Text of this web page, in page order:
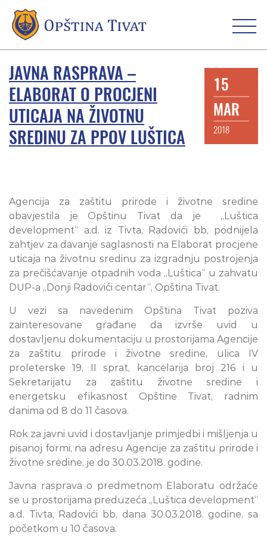
JAVNA RASPRAVA –
ELABORAT O PROCJENI
UTICAJA NA ŽIVOTNU
SREDINU ZA PPOV LUŠTICA
15
MAR
2018
Agencija za zaštitu prirode i životne sredine
obavjestila je Opštinu Tivat da je „Luštica
development“ a.d. iz Tivta, Radovići bb, podnijela
zahtjev za davanje saglasnosti na Elaborat procjene
uticaja na životnu sredinu za izgradnju postrojenja
za prečišćavanje otpadnih voda „Luštica“ u zahvatu
DUP-a „Donji Radovići centar“, Opština Tivat.
U vezi sa navedenim Opština Tivat poziva
zainteresovane građane da izvrše uvid u
dostavljenu dokumentaciju u prostorijama Agencije
za zaštitu prirode i životne sredine, ulica IV
proleterske 19, II sprat, kancelarija broj 216 i u
Sekretarijatu za zaštitu životne sredine i
energetsku efikasnost Opštine Tivat, radnim
danima od 8 do 11 časova.
Rok za javni uvid i dostavljanje primjedbi i mišljenja u
pisanoj formi, na adresu Agencije za zaštitu prirode i
životne sredine, je do 30.03.2018. godine.
Javna rasprava o predmetnom Elaboratu održaće
se u prostorijama preduzeća „Luštica development“
a.d. Tivta, Radovići bb, dana 30.03.2018. godine, sa
početkom u 10 časova.